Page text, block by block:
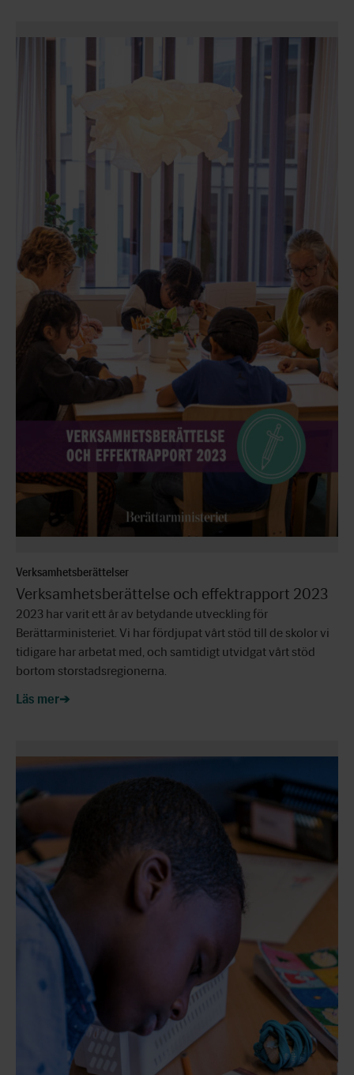
Verksamhetsberättelser
Verksamhetsberättelse och effektrapport 2023
2023 har varit ett år av betydande utveckling för
Berättarministeriet. Vi har fördjupat vårt stöd till de skolor vi
tidigare har arbetat med, och samtidigt utvidgat vårt stöd
bortom storstadsregionerna.
Läs mer